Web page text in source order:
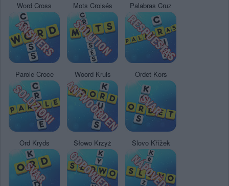
Word Cross Mots Croisés Palabras Cruz
Parole Croce Woord Kruis Ordet Kors
Ord Kryds Słowo Krzyż Slovo Křížek